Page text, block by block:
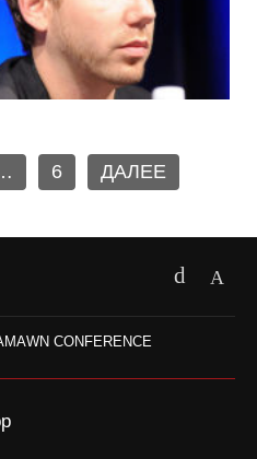
6 ДАЛЕЕ
WN CONFERENCE